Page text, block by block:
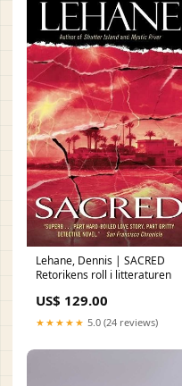
Lehane, Dennis | SACRED
Retorikens roll i litteraturen
US$ 129.00
★★★★★ 5.0 (24 reviews)